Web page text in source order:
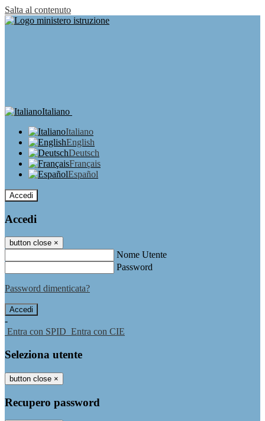
Salta al contenuto
Italiano
Italiano
English
Deutsch
Français
Español
Accedi
Accedi
button close ×
Nome Utente
Password
Password dimenticata?
-
Entra con SPID Entra con CIE
Seleziona utente
button close ×
Recupero password